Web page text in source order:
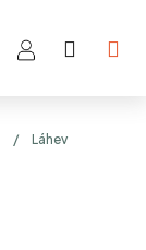
Hledat
/
Láhev